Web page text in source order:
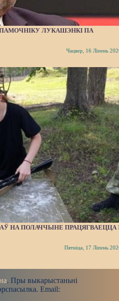
ЛУКАШЭНКІ ПА
Чацвер, 16 Ліпень
НА ПОЛАЧЧЫНЕ ПРАЦЯГВАЕЦЦА
Пятніца, 17 Ліпень
. Пры выкарыстаньні
Email: